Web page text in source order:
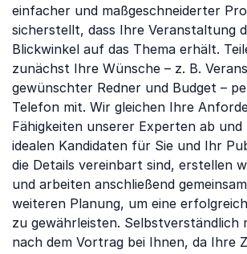
einfacher und maßgeschneiderter
sicherstellt, dass Ihre Veranstaltung
Blickwinkel auf das Thema erhält.
zunächst Ihre Wünsche – z. B.
gewünschter Redner und Budget –
Telefon mit. Wir gleichen Ihre
Fähigkeiten unserer Experten ab und
idealen Kandidaten für Sie und Ihr
die Details vereinbart sind, erstellen
und arbeiten anschließend
weiteren Planung, um eine
zu gewährleisten. Selbstverständlich
nach dem Vortrag bei Ihnen, da Ihre